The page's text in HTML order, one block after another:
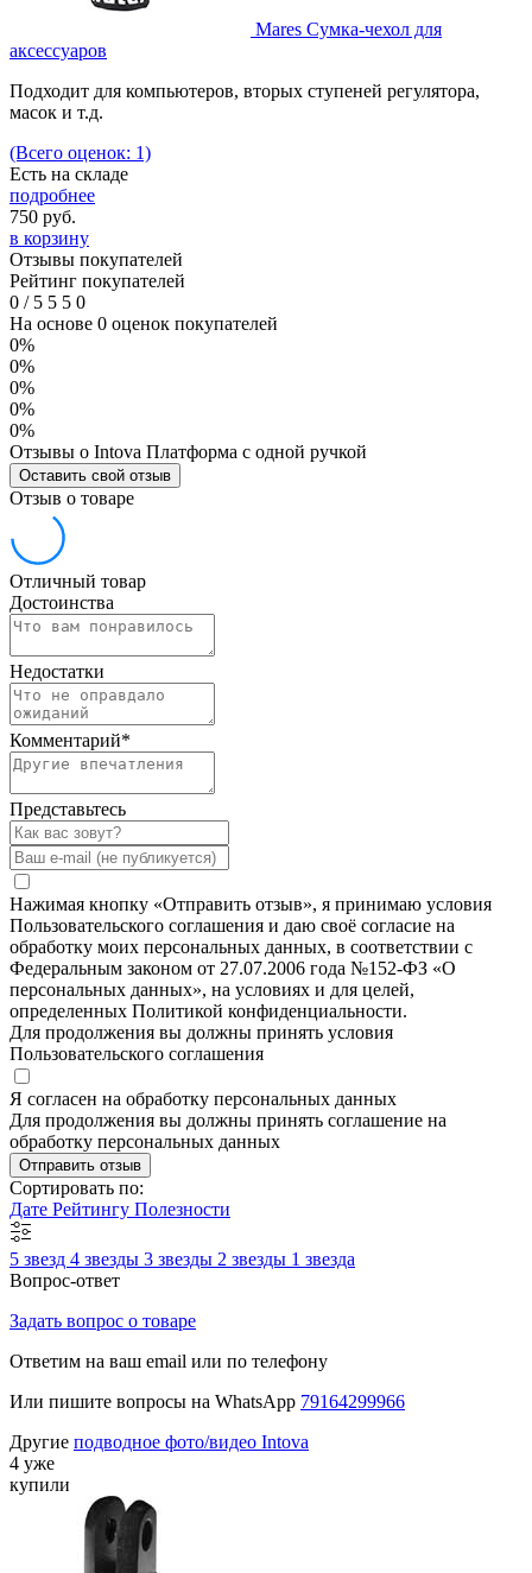
Mares Сумка-чехол для
аксессуаров
Подходит для компьютеров, вторых ступеней регулятора,
масок и т.д.
(Всего оценок: 1)
Есть на складе
подробнее
750 руб.
в корзину
Отзывы покупателей
Рейтинг покупателей
0 /5 5 5 0
На основе 0 оценок покупателей
0%
0%
0%
0%
0%
Отзывы о Intova Платформа с одной ручкой
Оставить свой отзыв
Отзыв о товаре
Отличный товар
Достоинства
Недостатки
Комментарий*
Представьтесь
Нажимая кнопку «Отправить отзыв», я принимаю условия
Пользовательского соглашения и даю своё согласие на
обработку моих персональных данных, в соответствии с
Федеральным законом от 27.07.2006 года №152-ФЗ «О
персональных данных», на условиях и для целей,
определенных Политикой конфиденциальности.
Для продолжения вы должны принять условия
Пользовательского соглашения
Я согласен на обработку персональных данных
Для продолжения вы должны принять соглашение на
обработку персональных данных
Отправить отзыв
Сортировать по:
Дате Рейтингу Полезности
5 звезд 4 звезды 3 звезды 2 звезды 1 звезда
Вопрос-ответ
Задать вопрос о товаре
Ответим на ваш email или по телефону
Или пишите вопросы на WhatsApp 79164299966
Другие подводное фото/видео Intova
4 уже
купили